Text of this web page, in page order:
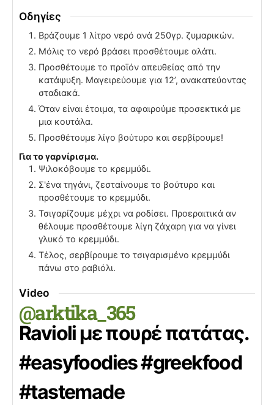
Οδηγίες
Βράζουμε 1 λίτρο νερό ανά 250γρ. ζυμαρικών.
Μόλις το νερό βράσει προσθέτουμε αλάτι.
Προσθέτουμε το προϊόν απευθείας από την
κατάψυξη. Μαγειρεύουμε για 12’, ανακατεύοντας
σταδιακά.
Όταν είναι έτοιμα, τα αφαιρούμε προσεκτικά με
μια κουτάλα.
Προσθέτουμε λίγο βούτυρο και σερβίρουμε!
Για το γαρνίρισμα.
Ψιλοκόβουμε το κρεμμύδι.
Σ'ένα τηγάνι, ζεσταίνουμε το βούτυρο και
προσθέτουμε το κρεμμύδι.
Τσιγαρίζουμε μέχρι να ροδίσει. Προεραιτικά αν
θέλουμε προσθέτουμε λίγη ζάχαρη για να γίνει
γλυκό το κρεμμύδι.
Τέλος, σερβίρουμε το τσιγαρισμένo κρεμμύδι
πάνω στο ραβιόλι.
Video
@arktika_365
Ravioli με πουρέ πατάτας.
#easyfoodies#greekfood
#tastemade